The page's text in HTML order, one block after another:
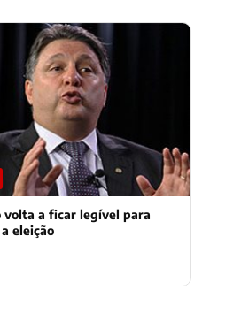
volta a ficar legível para
eleição